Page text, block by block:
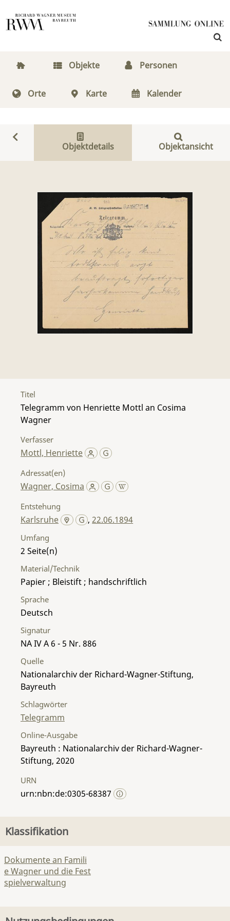
Objekte Personen
Orte Karte Kalender
Objektdetails Objektansicht
Titel
Telegramm von Henriette Mottl an Cosima
Wagner
Verfasser
Mottl, Henriette
Adressat(en)
Wagner, Cosima
Entstehung
Karlsruhe ,22.06.1894
Umfang
2
Material/Technik
Papier ; Bleistift ; handschriftlich
Sprache
Deutsch
Signatur
NA IV A 6 - 5 Nr. 886
Quelle
Nationalarchiv der Richard-Wagner-Stiftung,
Bayreuth
Schlagwörter
Telegramm
Online-Ausgabe
Bayreuth : Nationalarchiv der Richard-Wagner-
Stiftung, 2020
URN
urn:nbn:de:0305-68387
Klassifikation
Dokumente an Famili
e Wagner und die Fest
spielverwaltung